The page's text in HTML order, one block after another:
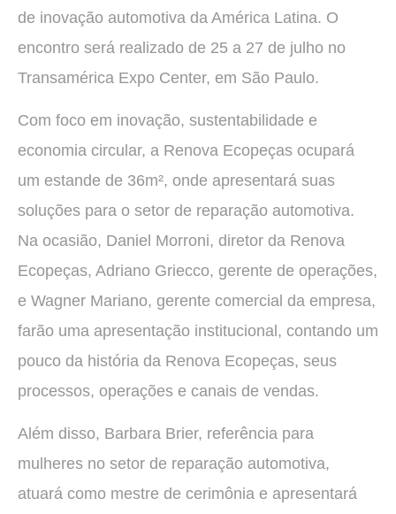
de inovação automotiva da América Latina. O
encontro será realizado de 25 a 27 de julho no
Transamérica Expo Center, em São Paulo.
Com foco em inovação, sustentabilidade e
economia circular, a Renova Ecopeças ocupará
um estande de 36m², onde apresentará suas
soluções para o setor de reparação automotiva.
Na ocasião, Daniel Morroni, diretor da Renova
Ecopeças, Adriano Griecco, gerente de operações,
e Wagner Mariano, gerente comercial da empresa,
farão uma apresentação institucional, contando um
pouco da história da Renova Ecopeças, seus
processos, operações e canais de vendas.
Além disso, Barbara Brier, referência para
mulheres no setor de reparação automotiva,
atuará como mestre de cerimônia e apresentará